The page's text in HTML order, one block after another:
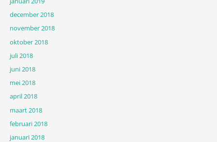
december 2018
november 2018
oktober 2018
juli 2018
juni 2018
mei 2018
april 2018
maart 2018
februari 2018
januari 2018